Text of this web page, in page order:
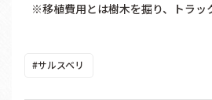
※移植費用とは樹木を掘り、トラッ
#サルスベリ